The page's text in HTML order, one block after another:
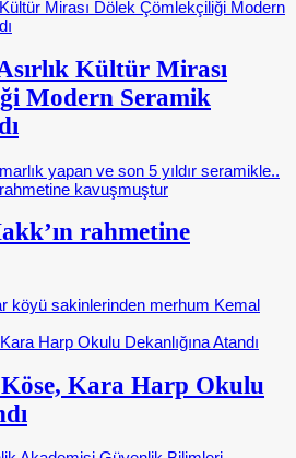
Kültür Mirası
Modern Seramik
yapan ve son 5 yıldır seramikle..
rahmetine
köyü sakinlerinden merhum Kemal
Kara Harp Okulu